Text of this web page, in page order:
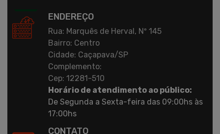
ENDEREÇO
Rua: Marquês de Herval, Nº 145
Bairro: Centro
Cidade: Caçapava/SP
Complemento:
Cep: 12281-510
Horário de atendimento ao público:
De Segunda a Sexta-feira das 09:00hs às
17:00hs
CONTATO